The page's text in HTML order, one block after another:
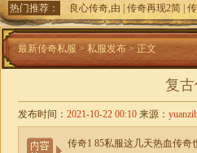
热门推荐：
良心传奇,由 传奇再现2简
最新传奇私服 > 私服发布 > 正文
复
发布时间： 2021-10-22 00:10 来源：
传奇1 85私服这几天热血传